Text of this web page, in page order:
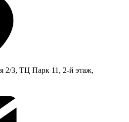
2/3, ТЦ Парк 11, 2-й этаж,